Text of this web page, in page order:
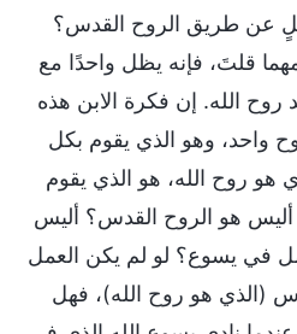
عن طريق الروح القدس؟
قلتَ، فإنه يظل واحدًا مع
روح الله. إن فكرة الابن هذه
واحد، وهو الذي يقوم بكل
هو روح الله، هو الذي يقوم
هو الروح القدس؟ أليس
في يسوع؟ لو لم يكن العمل
(الذي هو روح الله)، فهل